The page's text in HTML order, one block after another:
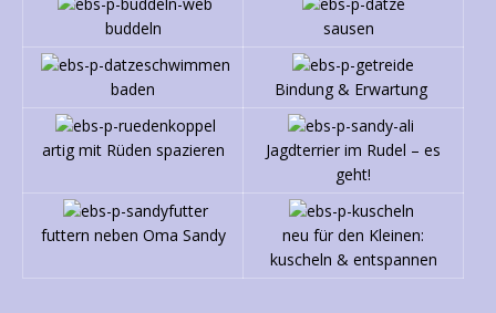
buddeln sausen
baden Bindung & Erwartung
artig mit Rüden spazieren
Jagdterrier im Rudel – es
geht!
futtern neben Oma Sandy
neu für den Kleinen:
kuscheln & entspannen